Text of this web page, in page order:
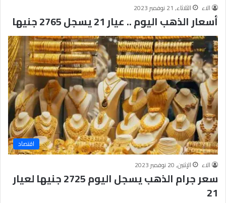
الاء الثلاثاء, 21 نوفمبر 2023
أسعار الذهب اليوم .. عيار 21 يسجل 2765 جنيها
اقتصاد
الاء
الإثنين, 20 نوفمبر 2023
سعر جرام الذهب يسجل اليوم 2725 جنيها لعيار
21